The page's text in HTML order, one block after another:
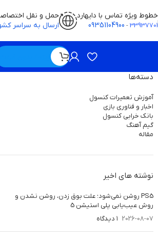
خطوط ویژه تماس با دایهارد
33937701
-
09351104900
حمل و نقل
ارسال به سراسر
دسته‌ها
آموزش تعمیرات کنسول
اخبار و فناوری بازی
بانک خرابی‌ کنسول
گیم آهنگ
مقاله
نوشته های اخیر
PS5 روشن نمی‌شود؛ علت بوق زدن، روشن نشدن و
روش عیب‌یابی پلی استیشن 5
2026-08-07 ۱ دیدگاه